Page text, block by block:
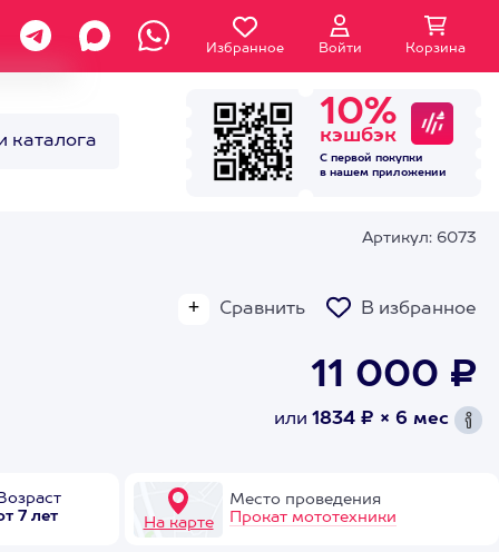
Избранное Войти Корзина
каталога
10%
кэшбэк
С первой покупки
в нашем приложении
Артикул: 6073
Сравнить В избранное
11 000 ₽
или 1834 ₽ × 6 мес
7 лет
На карте
Место проведения
Прокат мототехники